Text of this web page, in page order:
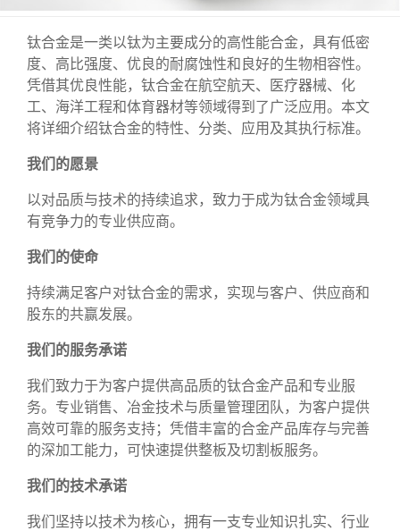
钛合金是一类以钛为主要成分的高性能合金，具有低密
度、高比强度、优良的耐腐蚀性和良好的生物相容性。
凭借其优良性能，钛合金在航空航天、医疗器械、化
工、海洋工程和体育器材等领域得到了广泛应用。本文
将详细介绍钛合金的特性、分类、应用及其执行标准。
我们的愿景
以对品质与技术的持续追求，致力于成为钛合金领域具
有竞争力的专业供应商。
我们的使命
持续满足客户对钛合金的需求，实现与客户、供应商和
股东的共赢发展。
我们的服务承诺
我们致力于为客户提供高品质的钛合金产品和专业服
务。专业销售、冶金技术与质量管理团队，为客户提供
高效可靠的服务支持；凭借丰富的合金产品库存与完善
的深加工能力，可快速提供整板及切割板服务。
我们的技术承诺
我们坚持以技术为核心，拥有一支专业知识扎实、行业